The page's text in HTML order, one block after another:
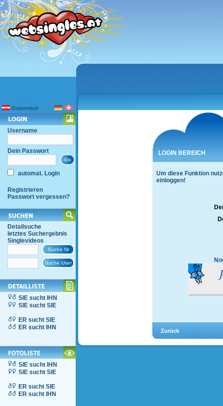
Österreich
Username
Dein Passwort
automat. Login
Registrieren
Passwort vergessen?
Detailsuche
letztes Suchergebnis
Singlevideos
SIE sucht IHN
SIE sucht SIE
ER sucht SIE
ER sucht IHN
SIE sucht IHN
SIE sucht SIE
ER sucht SIE
ER sucht IHN
LOGIN BEREICH
Um diese Funktion
einloggen!